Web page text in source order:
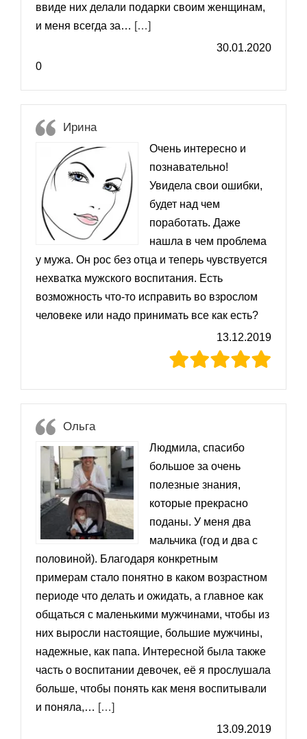
ввиде них делали подарки своим женщинам,
и меня всегда за… […]«Елена»
30.01.2020
0
Ирина
Очень интересно и
познавательно!
Увидела свои ошибки,
будет над чем
поработать. Даже
нашла в чем проблема
у мужа. Он рос без отца и теперь чувствуется
нехватка мужского воспитания. Есть
возможность что-то исправить во взрослом
человеке или надо принимать все как есть?
13.12.2019
Ольга
Людмила, спасибо
большое за очень
полезные знания,
которые прекрасно
поданы. У меня два
мальчика (год и два с
половиной). Благодаря конкретным
примерам стало понятно в каком возрастном
периоде что делать и ожидать, а главное как
общаться с маленькими мужчинами, чтобы из
них выросли настоящие, большие мужчины,
надежные, как папа. Интересной была также
часть о воспитании девочек, её я прослушала
больше, чтобы понять как меня воспитывали
и поняла,… […]«Ольга»
13.09.2019